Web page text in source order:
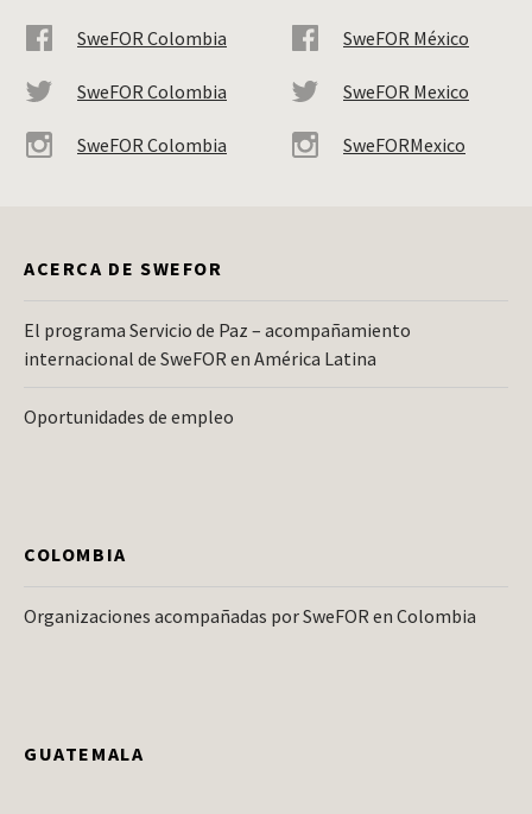
SweFOR Colombia
SweFOR Colombia
SweFOR Colombia
SweFOR México
SweFOR Mexico
SweFORMexico
ACERCA DE SWEFOR
El programa Servicio de Paz – acompañamiento
internacional de SweFOR en América Latina
Oportunidades de empleo
COLOMBIA
Organizaciones acompañadas por SweFOR en Colombia
GUATEMALA